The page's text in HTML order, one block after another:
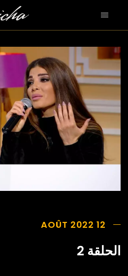
12 AOÛT 2022
الحلقة 2